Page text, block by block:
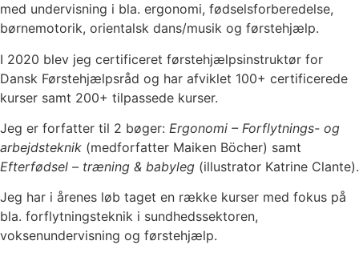
med undervisning i bla. ergonomi, fødselsforberedelse,
børnemotorik, orientalsk dans/musik og førstehjælp.
I 2020 blev jeg certificeret førstehjælpsinstruktør for
Dansk Førstehjælpsråd og har afviklet 100+ certificerede
kurser samt 200+ tilpassede kurser.
Jeg er forfatter til 2 bøger: Ergonomi – Forflytnings- og
arbejdsteknik (medforfatter Maiken Böcher) samt
Efterfødsel – træning & babyleg (illustrator Katrine Clante).
Jeg har i årenes løb taget en række kurser med fokus på
bla. forflytningsteknik i sundhedssektoren,
voksenundervisning og førstehjælp.